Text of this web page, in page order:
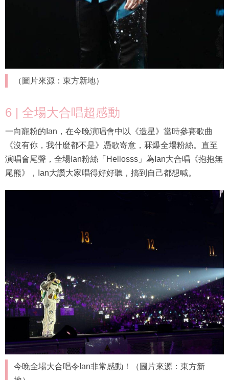
（圖片來源：東方新地）
6 | 全場大合唱超感動
一向寵粉的Ian，在今晚演唱會中以《造星》當時參賽歌曲
《沒有你，我什麼都不是》憑歌寄意，冧爆全場粉絲。直至
演唱會尾聲，全場Ian粉絲「Hellosss」為Ian大合唱《抱抱無
尾熊》，Ian大讚大家唱得好好聽，搞到自己都想喊。
今晚全場大合唱令Ian非常感動！（圖片來源：東方新